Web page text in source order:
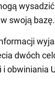
swoją bazę.
dwóch
obwiniania